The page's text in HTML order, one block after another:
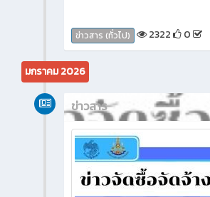
ข่าวสาร (ทั่วไป) 2322 0
มกราคม 2026
ข่าวสาร